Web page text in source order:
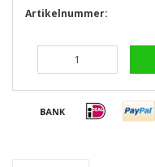
Artikelnummer: